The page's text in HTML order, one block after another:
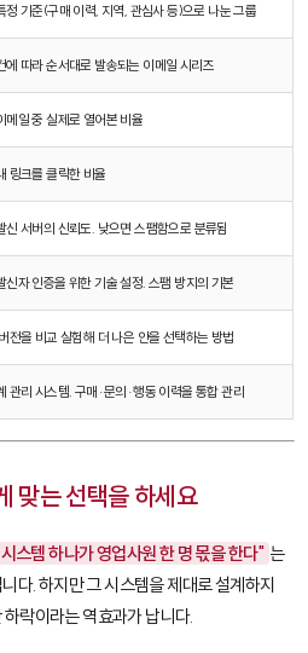
정 기준(구매 이력, 지역, 관심사 등)으로 나눈 그룹
에 따라 순서대로 발송되는 이메일 시리즈
메일 중 실제로 열어본 비율
링크를 클릭한 비율
신 서버의 신뢰도. 낮으면 스팸함으로 분류됨
신자 인증을 위한 기술 설정. 스팸 방지의 기본
전을 비교 실험해 더 나은 안을 선택하는 방법
관리 시스템. 구매·문의·행동 이력을 통합 관리
맞는 선택을 하세요
스템 하나가 영업사원 한 명 몫을 한다" 는
다. 하지만 그 시스템을 제대로 설계하지
락이라는 역효과가 납니다.